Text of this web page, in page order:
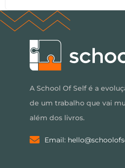
A School Of Self é a
de um trabalho que vai
além dos livros.
Email: